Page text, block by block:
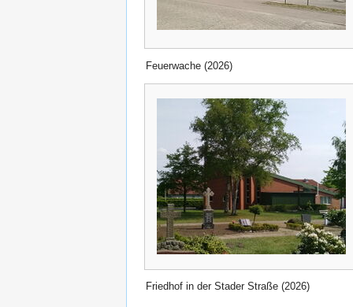
Feuerwache (2026)
Friedhof in der Stader Straße (2026)